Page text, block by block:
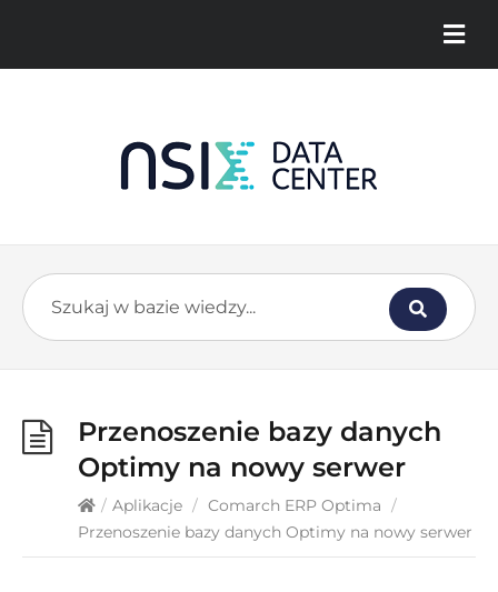
Przenoszenie bazy danych
Optimy na nowy serwer
/ Aplikacje / Comarch ERP Optima /
Przenoszenie bazy danych Optimy na nowy serwer